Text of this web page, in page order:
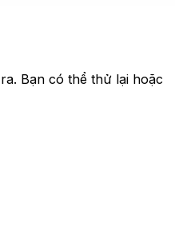
Bạn có thể thử lại hoặc